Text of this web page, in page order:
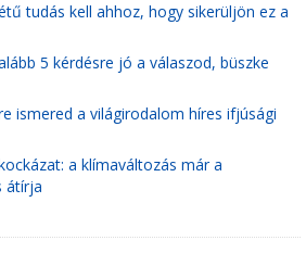
tudás kell ahhoz, hogy sikerüljön ez a
5 kérdésre jó a válaszod, büszke
ismered a világirodalom híres ifjúsági
a klímaváltozás már a
átírja